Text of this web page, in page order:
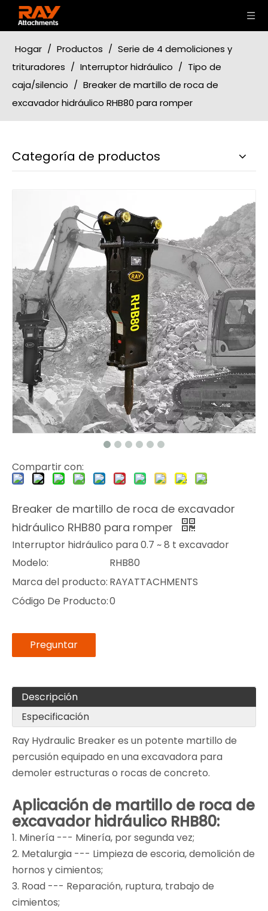
Hogar / Productos / Serie de 4 demoliciones y
trituradores / Interruptor hidráulico / Tipo de
caja/silencio / Breaker de martillo de roca de
excavador hidráulico RHB80 para romper
Categoría de productos
Compartir con:
Breaker de martillo de roca de excavador
hidráulico RHB80 para romper
Interruptor hidráulico para 0.7 ~ 8 t excavador
Modelo:
RHB80
Marca del producto: RAYATTACHMENTS
Código De Producto:0
Preguntar
Descripción
Especificación
Ray Hydraulic Breaker es un potente martillo de
percusión equipado en una excavadora para
demoler estructuras o rocas de concreto.
Aplicación de martillo de roca de
excavador hidráulico RHB80:
1. Minería --- Minería, por segunda vez;
2. Metalurgia --- Limpieza de escoria, demolición de
hornos y cimientos;
3. Road --- Reparación, ruptura, trabajo de
cimientos;